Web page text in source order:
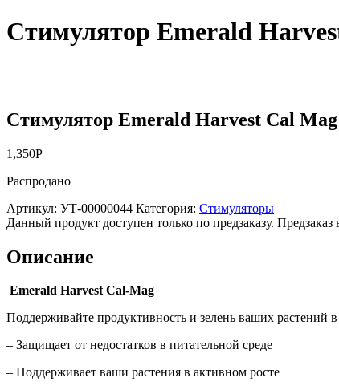
Стимулятор Emerald
Стимулятор Emerald Harvest Cal
1,350Р
Распродано
Артикул: УТ-00000044 Категория: Стимуляторы
Данный продукт доступен только по предзаказу.
Описание
Emerald Harvest Cal-Mag
Поддерживайте продуктивность и зелень ваших
– Защищает от недостатков в питательной среде
– Поддерживает ваши растения в активном росте